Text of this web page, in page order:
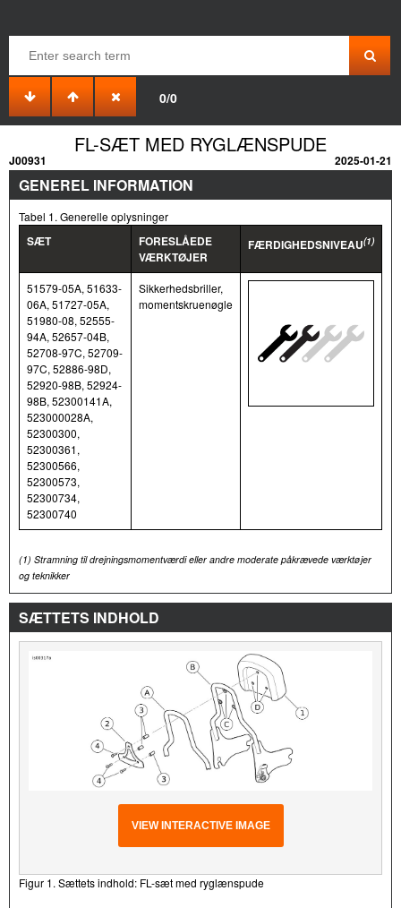
0/0
FL-SÆT MED RYGLÆNSPUDE
J00931 2025-01-21
GENEREL INFORMATION
Tabel 1. Generelle oplysninger
SÆT
FORESLÅEDE
VÆRKTØJER
FÆRDIGHEDSNIVEAU(1)
51579-05A, 51633-
06A, 51727-05A,
51980-08, 52555-
94A, 52657-04B,
52708-97C, 52709-
97C, 52886-98D,
52920-98B, 52924-
98B, 52300141A,
523000028A,
52300300,
52300361,
52300566,
52300573,
52300734,
52300740
Sikkerhedsbriller,
momentskruenøgle
(1) Stramning til drejningsmomentværdi eller andre moderate påkrævede værktøjer
og teknikker
SÆTTETS INDHOLD
VIEW INTERACTIVE IMAGE
Figur 1. Sættets indhold: FL-sæt med ryglænspude